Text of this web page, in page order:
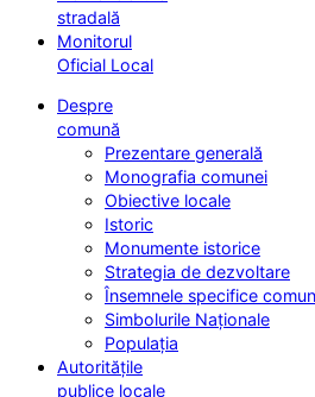
stradală
Monitorul
Oficial Local
Despre
comună
Prezentare generală
Monografia comunei
Obiective locale
Istoric
Monumente istorice
Strategia de dezvoltare
Însemnele specifice
Simbolurile Naționale
Populația
Autoritățile
publice locale